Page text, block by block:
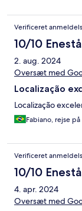
Verificeret
10/10
2. aug. 2024
Oversæt med
Localização
Localização
Fabiano, rejse
Verificeret
10/10
4. apr. 2024
Oversæt med